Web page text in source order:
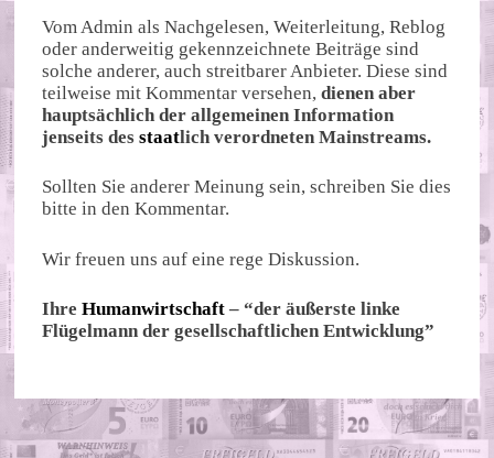
Vom Admin als Nachgelesen, Weiterleitung, Reblog
oder anderweitig gekennzeichnete Beiträge sind
solche anderer, auch streitbarer Anbieter. Diese sind
teilweise mit Kommentar versehen,dienen aber
hauptsächlich der allgemeinen Information
jenseits desstaatlich verordneten Mainstreams.
Sollten Sie anderer Meinung sein, schreiben Sie dies
bitte in den Kommentar.
Wir freuen uns auf eine rege Diskussion.
IhreHumanwirtschaft – “der äußerste linke
Flügelmann der gesellschaftlichen Entwicklung”